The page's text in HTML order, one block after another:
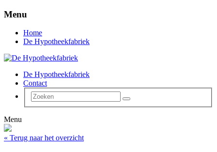
Menu
Home
De Hypotheekfabriek
De Hypotheekfabriek
Contact
Menu
« Terug naar het overzicht